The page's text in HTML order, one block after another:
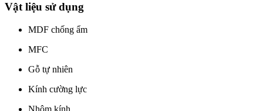
Vật liệu sử dụng
MDF chống ẩm
MFC
Gỗ tự nhiên
Kính cường lực
Nhôm kính